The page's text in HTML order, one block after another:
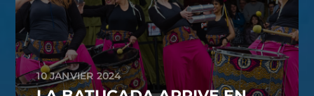
10 JANVIER 2024